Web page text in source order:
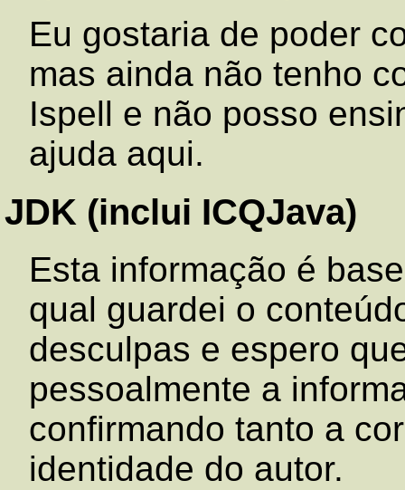
Eu gostaria de poder
mas ainda não tenho
Ispell e não posso
ajuda aqui.
JDK (inclui ICQJava)
Esta informação é
qual guardei o
desculpas e espero
pessoalmente a
confirmando tanto a
identidade do autor.